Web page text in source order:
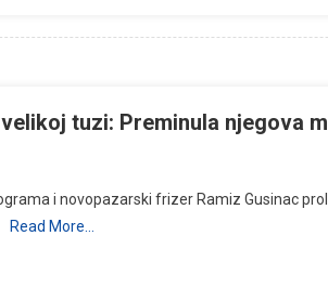
tuzi: Preminula njegova
i novopazarski frizer Ramiz Gusinac
Read More…